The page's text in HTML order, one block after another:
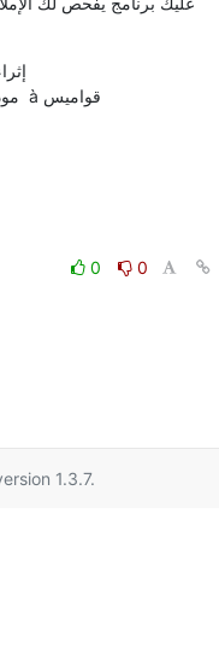
                  à فحص الإملاء  à موديل جاهز  à قواميس
0
0
1.3.7.